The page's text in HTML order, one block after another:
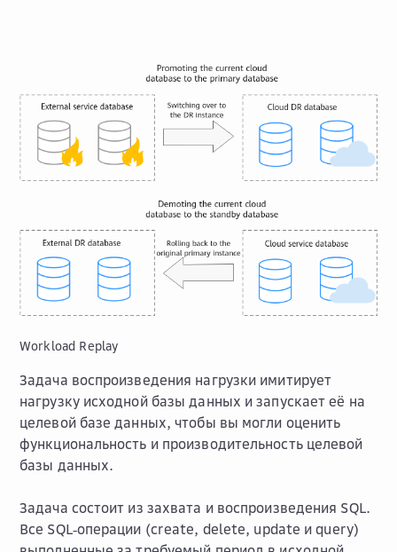
Workload Replay
Задача воспроизведения нагрузки имитирует
нагрузку исходной базы данных и запускает её на
целевой базе данных, чтобы вы могли оценить
функциональность и производительность целевой
базы данных.
Задача состоит из захвата и воспроизведения SQL.
Все SQL‑операции (create, delete, update и query)